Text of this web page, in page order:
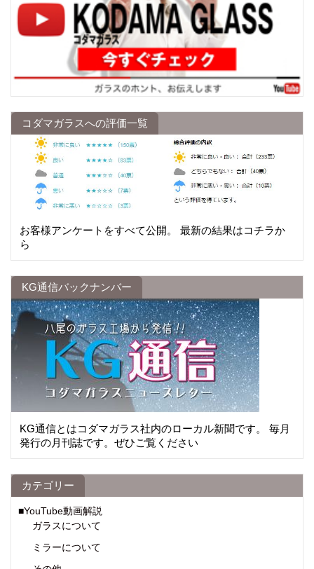
コダマガラスへの評価一覧
お客様アンケートをすべて公開。 最新の結果はコチラか
ら
KG通信バックナンバー
KG通信とはコダマガラス社内のローカル新聞です。 毎月
発行の月刊誌です。ぜひご覧ください
カテゴリー
■YouTube動画解説
ガラスについて
ミラーについて